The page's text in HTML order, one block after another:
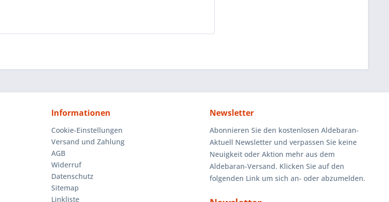
Informationen
Cookie-Einstellungen
Versand und Zahlung
AGB
Widerruf
Datenschutz
Sitemap
Linkliste
Newsletter
Abonnieren Sie den kostenlosen Aldebaran-
Aktuell Newsletter und verpassen Sie keine
Neuigkeit oder Aktion mehr aus dem
Aldebaran-Versand. Klicken Sie auf den
folgenden Link um sich an- oder abzumelden.